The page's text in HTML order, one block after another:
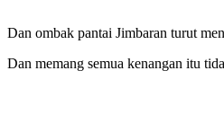
Dan ombak pantai Jimbaran turut
Dan memang semua kenangan itu